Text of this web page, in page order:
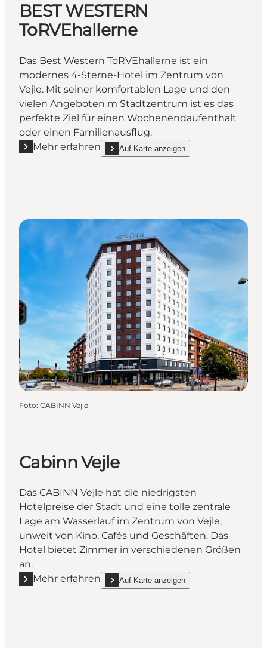
BEST WESTERN
ToRVEhallerne
Das Best Western ToRVEhallerne ist ein
modernes 4-Sterne-Hotel im Zentrum von
Vejle. Mit seiner komfortablen Lage und den
vielen Angeboten m Stadtzentrum ist es das
perfekte Ziel für einen Wochenendaufenthalt
oder einen Familienausflug.
Mehr erfahren
Mehr erfahren "BEST WESTERN ToRVEhallerne"
Auf Karte anzeigen
show BEST WESTERN ToRVEhallerne
Foto: CABINN Vejle
Cabinn Vejle
Das CABINN Vejle hat die niedrigsten
Hotelpreise der Stadt und eine tolle zentrale
Lage am Wasserlauf im Zentrum von Vejle,
unweit von Kino, Cafés und Geschäften. Das
Hotel bietet Zimmer in verschiedenen Größen
an.
Mehr erfahren
Mehr erfahren "Cabinn Vejle"
Auf Karte anzeigen
show Cabinn Vejle on_map